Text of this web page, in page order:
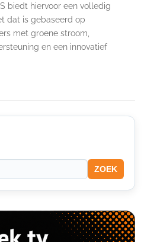
biedt hiervoor een volledig
dat is gebaseerd op
met groene stroom,
en een innovatief
ZOEK